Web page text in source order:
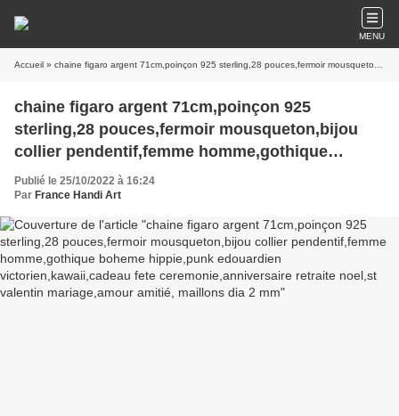
MENU
Accueil » chaine figaro argent 71cm,poinçon 925 sterling,28 pouces,fermoir mousqueton,bijou collier pendentif,femme homme,gothique boheme hippie,punk edouardien victorien,kawaii,cadeau fete ceremonie,anniversaire retraite noel,st valentin mariage,amour amitié, maillons dia 2 mm
chaine figaro argent 71cm,poinçon 925
sterling,28 pouces,fermoir mousqueton,bijou
collier pendentif,femme homme,gothique
boheme hippie,punk edouardien
victorien,kawaii,cadeau fete
ceremonie,anniversaire retraite noel,st valentin
mariage,amour amitié, maillons dia 2 mm
Publié le 25/10/2022 à 16:24
Par France Handi Art